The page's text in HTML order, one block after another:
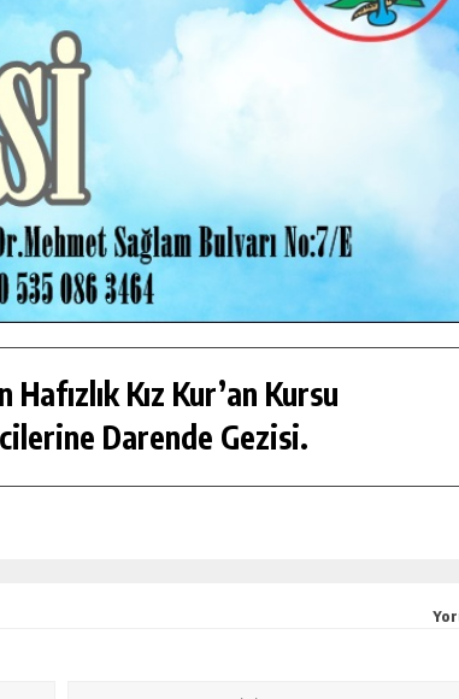
Hafızlık Kız Kur’an Kursu
Darende Gezisi.
GÜNLÜK HABER AKIŞI
GÖKSUN HAFIZLIK KIZ KUR’AN
ÖĞRENCILERINE DARENDE GEZISI.